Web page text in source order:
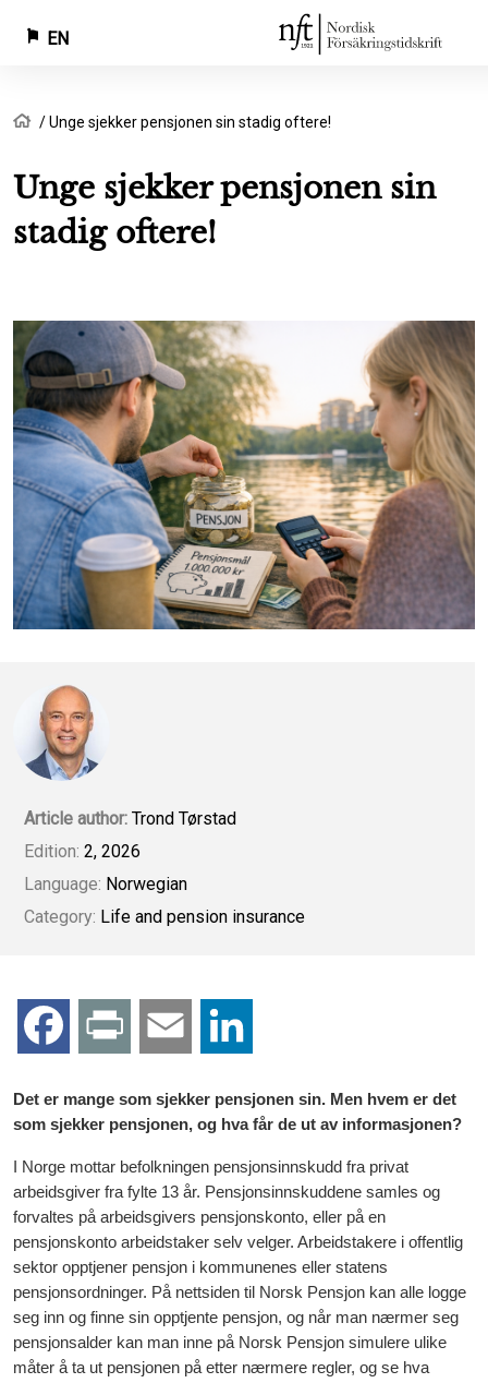
Skip
main
content
EN
Breadcrumb
Home
Unge sjekker pensjonen sin stadig oftere!
Unge sjekker pensjonen sin
stadig oftere!
Article author: Trond Tørstad
Edition: 2, 2026
Language: Norwegian
Category: Life and pension insurance
c
e
b
o
o
i
n
a n
d
I
Det er mange som sjekker pensjonen sin. Men hvem er det
som sjekker pensjonen, og hva får de ut av informasjonen?
I Norge mottar befolkningen pensjonsinnskudd fra privat
arbeidsgiver fra fylte 13 år. Pensjonsinnskuddene samles og
forvaltes på arbeidsgivers pensjonskonto, eller på en
pensjonskonto arbeidstaker selv velger. Arbeidstakere i offentlig
sektor opptjener pensjon i kommunenes eller statens
pensjonsordninger. På nettsiden til Norsk Pensjon kan alle logge
seg inn og finne sin opptjente pensjon, og når man nærmer seg
pensjonsalder kan man inne på Norsk Pensjon simulere ulike
måter å ta ut pensjonen på etter nærmere regler, og se hva